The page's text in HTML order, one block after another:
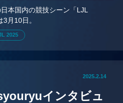
本国内の競技シーン「LJL
月10日。
2025
2025.2.14
インタビュ